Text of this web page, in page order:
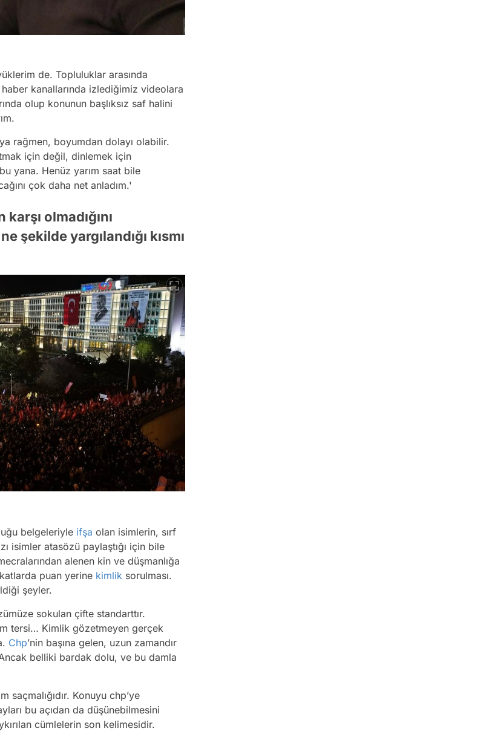
de. Topluluklar arasında
kanallarında izlediğimiz videolara
olup konunun başlıksız saf halini
rağmen, boyumdan dolayı olabilir.
için değil, dinlemek için
yana. Henüz yarım saat bile
çok daha net anladım.'
olmadığını
şekilde yargılandığı kısmı
belgeleriyle ifşa olan isimlerin, sırf
isimler atasözü paylaştığı için bile
alenen kin ve düşmanlığa
puan yerine kimlik sorulması.
şeyler.
sokulan çifte standarttır.
tersi… Kimlik gözetmeyen gerçek
Chp’nin başına gelen, uzun zamandır
Ancak belliki bardak dolu, ve bu damla
saçmalığıdır. Konuyu chp’ye
bu açıdan da düşünebilmesini
cümlelerin son kelimesidir.